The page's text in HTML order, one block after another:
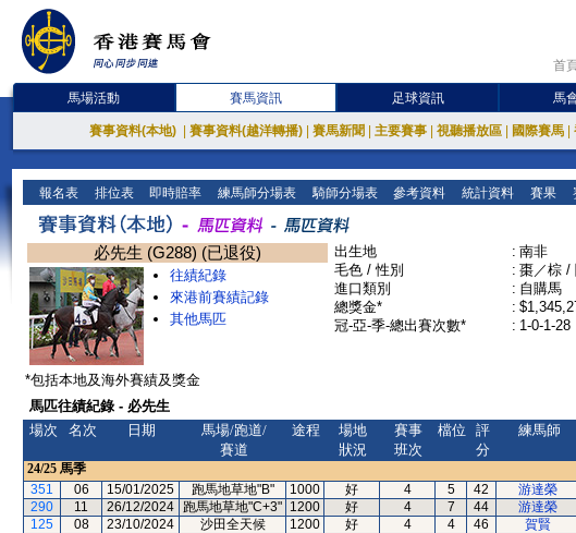
首
馬場活動 賽馬資訊 足球資訊 馬
賽事資料(本地) 賽事資料(越洋轉播) 賽馬新聞 主要賽事 視聽播放區 國際賽馬
報名表 排位表 即時賠率 練馬師分場表 騎師分場表 參考資料 統計資料 賽果
必先生 (G288) (已退役)
往績紀錄
來港前賽績記錄
其他馬匹
出生地 : 南非
毛色 / 性別
: 棗／棕 /
進口類別
: 自購馬
總獎金*
:
冠-亞-季-總出賽次數*
: 1-0-1-28
*包括本地及海外賽績及獎金
馬匹往績紀錄 - 必先生
場次
名次 日期
馬場/跑道/
賽道
途程
場地
狀況
賽事
班次
檔位
評
分
練馬師
24/25 馬季
351
06 15/01/2025 跑馬地草地"B" 1000 好 4 5 42 游達榮
290
11 26/12/2024 跑馬地草地"C+3" 1200 好 4 7 44 游達榮
125
08 23/10/2024 沙田全天候 1200 好 4 4 46 賀賢